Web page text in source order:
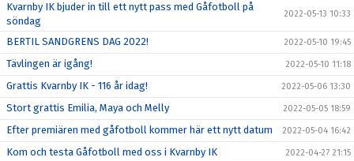
Kvarnby IK bjuder in till ett nytt pass med Gåfotboll på
söndag
2022-05-13 10:33
BERTIL SANDGRENS DAG 2022! 2022-05-10 19:45
Tävlingen är igång! 2022-05-10 11:18
Grattis Kvarnby IK - 116 år idag! 2022-05-06 13:30
Stort grattis Emilia, Maya och Melly 2022-05-05 18:59
Efter premiären med gåfotboll kommer här ett nytt datum 2022-05-04 16:42
Kom och testa Gåfotboll med oss i Kvarnby IK 2022-04-27 21:15